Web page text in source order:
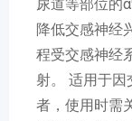
尿道等部位的
降低交感神经
程受交感神经
射。 适用于
者，使用时需